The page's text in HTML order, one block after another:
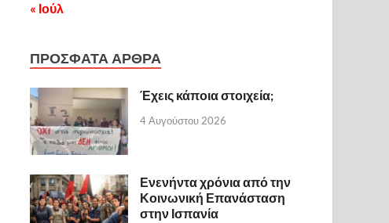
« Ιούλ
ΠΡΟΣΦΑΤΑ ΑΡΘΡΑ
Έχεις κάποια στοιχεία;
4 Αυγούστου 2026
Ενενήντα χρόνια από την
Κοινωνική Επανάσταση
στην Ισπανία